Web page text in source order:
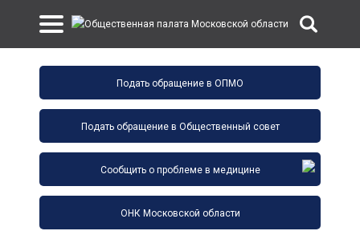
Подать обращение в ОПМО
Подать обращение в Общественный совет
Сообщить о проблеме в медицине
ОНК Московской области